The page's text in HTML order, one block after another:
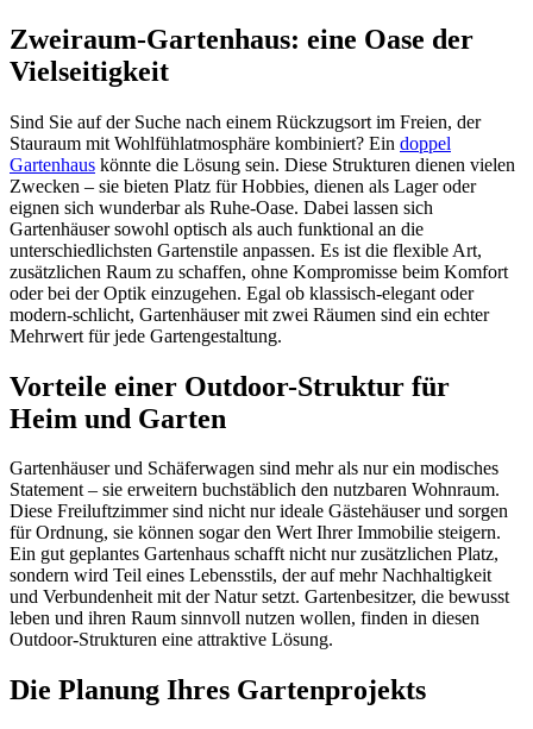
Zweiraum-Gartenhaus: eine Oase der
Vielseitigkeit
Sind Sie auf der Suche nach einem Rückzugsort im Freien, der
Stauraum mit Wohlfühlatmosphäre kombiniert? Ein doppel
Gartenhaus könnte die Lösung sein. Diese Strukturen dienen vielen
Zwecken – sie bieten Platz für Hobbies, dienen als Lager oder
eignen sich wunderbar als Ruhe-Oase. Dabei lassen sich
Gartenhäuser sowohl optisch als auch funktional an die
unterschiedlichsten Gartenstile anpassen. Es ist die flexible Art,
zusätzlichen Raum zu schaffen, ohne Kompromisse beim Komfort
oder bei der Optik einzugehen. Egal ob klassisch-elegant oder
modern-schlicht, Gartenhäuser mit zwei Räumen sind ein echter
Mehrwert für jede Gartengestaltung.
Vorteile einer Outdoor-Struktur für
Heim und Garten
Gartenhäuser und Schäferwagen sind mehr als nur ein modisches
Statement – sie erweitern buchstäblich den nutzbaren Wohnraum.
Diese Freiluftzimmer sind nicht nur ideale Gästehäuser und sorgen
für Ordnung, sie können sogar den Wert Ihrer Immobilie steigern.
Ein gut geplantes Gartenhaus schafft nicht nur zusätzlichen Platz,
sondern wird Teil eines Lebensstils, der auf mehr Nachhaltigkeit
und Verbundenheit mit der Natur setzt. Gartenbesitzer, die bewusst
leben und ihren Raum sinnvoll nutzen wollen, finden in diesen
Outdoor-Strukturen eine attraktive Lösung.
Die Planung Ihres Gartenprojekts